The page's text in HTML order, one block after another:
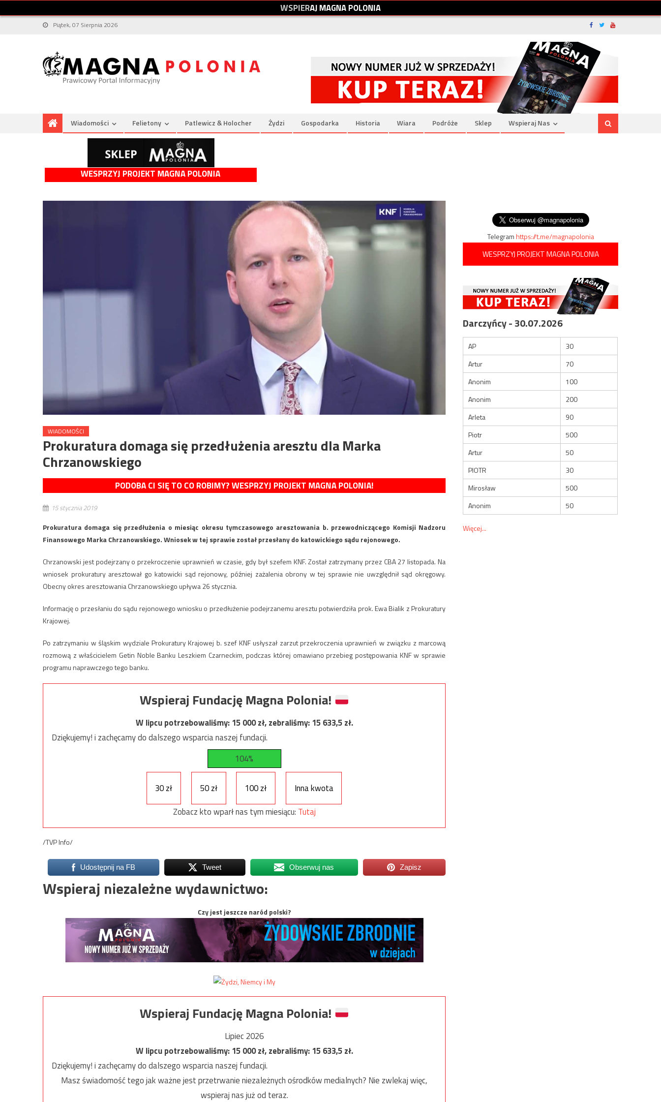
WSPIERAJMAGNAPOLONIA
Piątek, 07 Sierpnia 2026
Wiadomości Felietony Patlewicz & Holocher Żydzi Gospodarka Historia Wiara Podróże Sklep Wspieraj Nas
WESPRZYJ PROJEKT MAGNA POLONIA
WIADOMOŚCI
Prokuratura domaga się przedłużenia aresztu dla Marka
Chrzanowskiego
PODOBA CI SIĘ TO CO ROBIMY? WESPRZYJ PROJEKT MAGNA POLONIA!
15 stycznia 2019
Prokuratura domaga się przedłużenia o miesiąc okresu tymczasowego aresztowania b. przewodniczącego Komisji Nadzoru
Finansowego Marka Chrzanowskiego. Wniosek w tej sprawie został przesłany do katowickiego sądu rejonowego.
Chrzanowski jest podejrzany o przekroczenie uprawnień w czasie, gdy był szefem KNF. Został zatrzymany przez CBA 27 listopada. Na
wniosek prokuratury aresztował go katowicki sąd rejonowy, później zażalenia obrony w tej sprawie nie uwzględnił sąd okręgowy.
Obecny okres aresztowania Chrzanowskiego upływa 26 stycznia.
Informację o przesłaniu do sądu rejonowego wniosku o przedłużenie podejrzanemu aresztu potwierdziła prok. Ewa Bialik z Prokuratury
Krajowej.
Po zatrzymaniu w śląskim wydziale Prokuratury Krajowej b. szef KNF usłyszał zarzut przekroczenia uprawnień w związku z marcową
rozmową z właścicielem Getin Noble Banku Leszkiem Czarneckim, podczas której omawiano przebieg postępowania KNF w sprawie
programu naprawczego tego banku.
Wspieraj Fundację Magna Polonia!
W lipcu potrzebowaliśmy:15 000zł, zebraliśmy:15 633,5zł.
Dziękujemy! i zachęcamy do dalszego wsparcia naszej fundacji.
104%
30 zł 50 zł 100 zł
Inna kwota
Zobacz kto wparł nas tym miesiącu: Tutaj
/TVP Info/
Udostępnij na FB Tweet Obserwuj nas Zapisz
Wspieraj niezależne wydawnictwo:
Czy jest jeszcze naród polski?
Wspieraj Fundację Magna Polonia!
Lipiec 2026
W lipcu potrzebowaliśmy:15 000zł, zebraliśmy:15 633,5zł.
Dziękujemy! i zachęcamy do dalszego wsparcia naszej fundacji.
Masz świadomość tego jak ważne jest przetrwanie niezależnych ośrodków medialnych? Nie zwlekaj więc,
wspieraj nas już od teraz.
Telegramhttps://t.me/magnapolonia
WESPRZYJ PROJEKT MAGNA POLONIA
Darczyńcy - 30.07.2026
AP
30
Artur
70
Anonim
100
Anonim
200
Arleta
90
Piotr
500
Artur
50
PIOTR
30
Mirosław
500
Anonim
50
Więcej...